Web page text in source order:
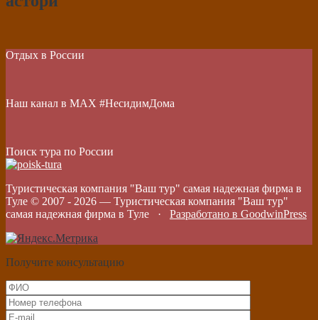
Отдых в России
Наш канал в МАХ #НесидимДома
Поиск тура по России
Туристическая компания "Ваш тур" самая надежная фирма в
Туле © 2007 - 2026 — Туристическая компания "Ваш тур"
самая надежная фирма в Туле · Разработано в GoodwinPress
Получите консультацию